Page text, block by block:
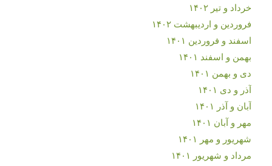
خرداد و تیر ۱۴۰۲
فروردین و اردیبهشت ۱۴۰۲
اسفند و فروردین ۱۴۰۱
بهمن و اسفند ۱۴۰۱
دی و بهمن ۱۴۰۱
آذر و دی ۱۴۰۱
آبان و آذر ۱۴۰۱
مهر و آبان ۱۴۰۱
شهریور و مهر ۱۴۰۱
مرداد و شهریور ۱۴۰۱